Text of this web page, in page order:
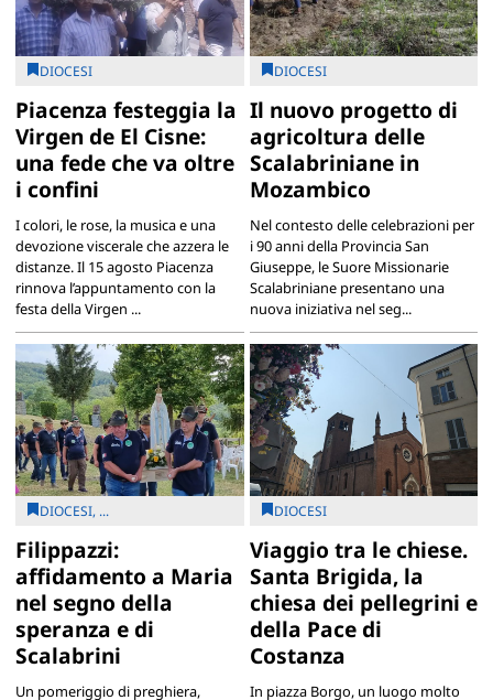
DIOCESI
Piacenza festeggia la
Virgen de El Cisne:
una fede che va oltre
i confini
I colori, le rose, la musica e una
devozione viscerale che azzera le
distanze. Il 15 agosto Piacenza
rinnova l’appuntamento con la
festa della Virgen ...
DIOCESI
Il nuovo progetto di
agricoltura delle
Scalabriniane in
Mozambico
Nel contesto delle celebrazioni per
i 90 anni della Provincia San
Giuseppe, le Suore Missionarie
Scalabriniane presentano una
nuova iniziativa nel seg...
DIOCESI, ...
Filippazzi:
affidamento a Maria
nel segno della
speranza e di
Scalabrini
Un pomeriggio di preghiera,
DIOCESI
Viaggio tra le chiese.
Santa Brigida, la
chiesa dei pellegrini e
della Pace di
Costanza
In piazza Borgo, un luogo molto